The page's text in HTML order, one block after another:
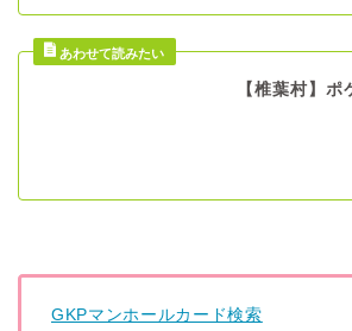
【椎葉村】ポ
GKPマンホールカード検索